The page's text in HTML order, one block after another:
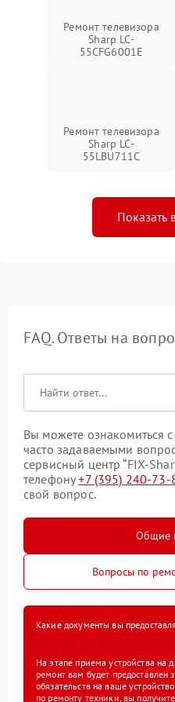
Ремонт телевизора
Sharp LC-
55CFG6001E
Ремонт телевизора
Sharp LC-
55LBU711C
Показать
FAQ. Ответы на
Вы можете ознакомиться
часто задаваемыми
сервисный центр “FIX-
телефону+7 (395) 240-73-
свой вопрос.
Общие
Вопросы по
Какие документы вы
На этапе приема устройства на
ремонт вам будет предоставлен
обязательств на ваше
по ремонту техники, вы